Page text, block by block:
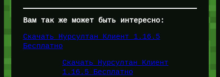
Вам так же может быть интересно:
Скачать Нурсултан Клиент 1.16.5
Бесплатно
Скачать Нурсултан Клиент
1.16.5 Бесплатно